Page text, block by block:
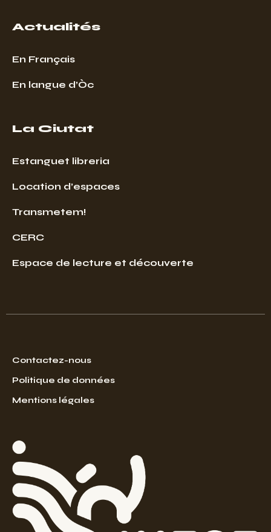
Actualités
En Français
En langue d’Òc
La Ciutat
Estanguet libreria
Location d’espaces
Transmetem!
CERC
Espace de lecture et découverte
Contactez-nous
Politique de données
Mentions légales